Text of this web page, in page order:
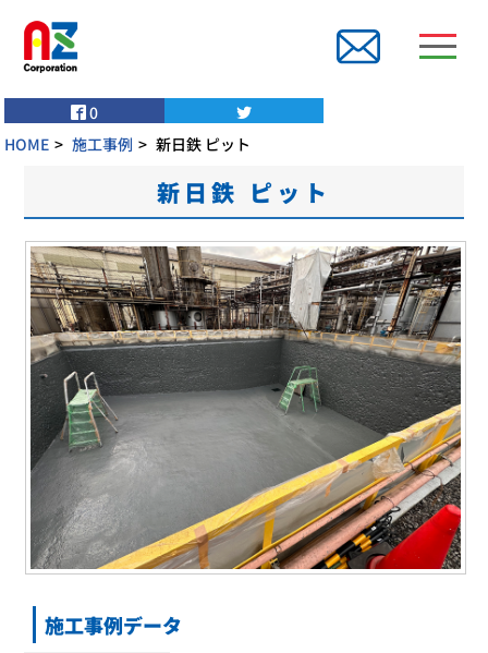
0
HOME
施工事例 新日鉄 ピット
新日鉄 ピット
施工事例データ